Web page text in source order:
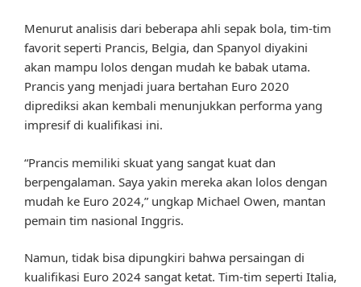
Menurut analisis dari beberapa ahli sepak bola, tim-tim
favorit seperti Prancis, Belgia, dan Spanyol diyakini
akan mampu lolos dengan mudah ke babak utama.
Prancis yang menjadi juara bertahan Euro 2020
diprediksi akan kembali menunjukkan performa yang
impresif di kualifikasi ini.
“Prancis memiliki skuat yang sangat kuat dan
berpengalaman. Saya yakin mereka akan lolos dengan
mudah ke Euro 2024,” ungkap Michael Owen, mantan
pemain tim nasional Inggris.
Namun, tidak bisa dipungkiri bahwa persaingan di
kualifikasi Euro 2024 sangat ketat. Tim-tim seperti Italia,